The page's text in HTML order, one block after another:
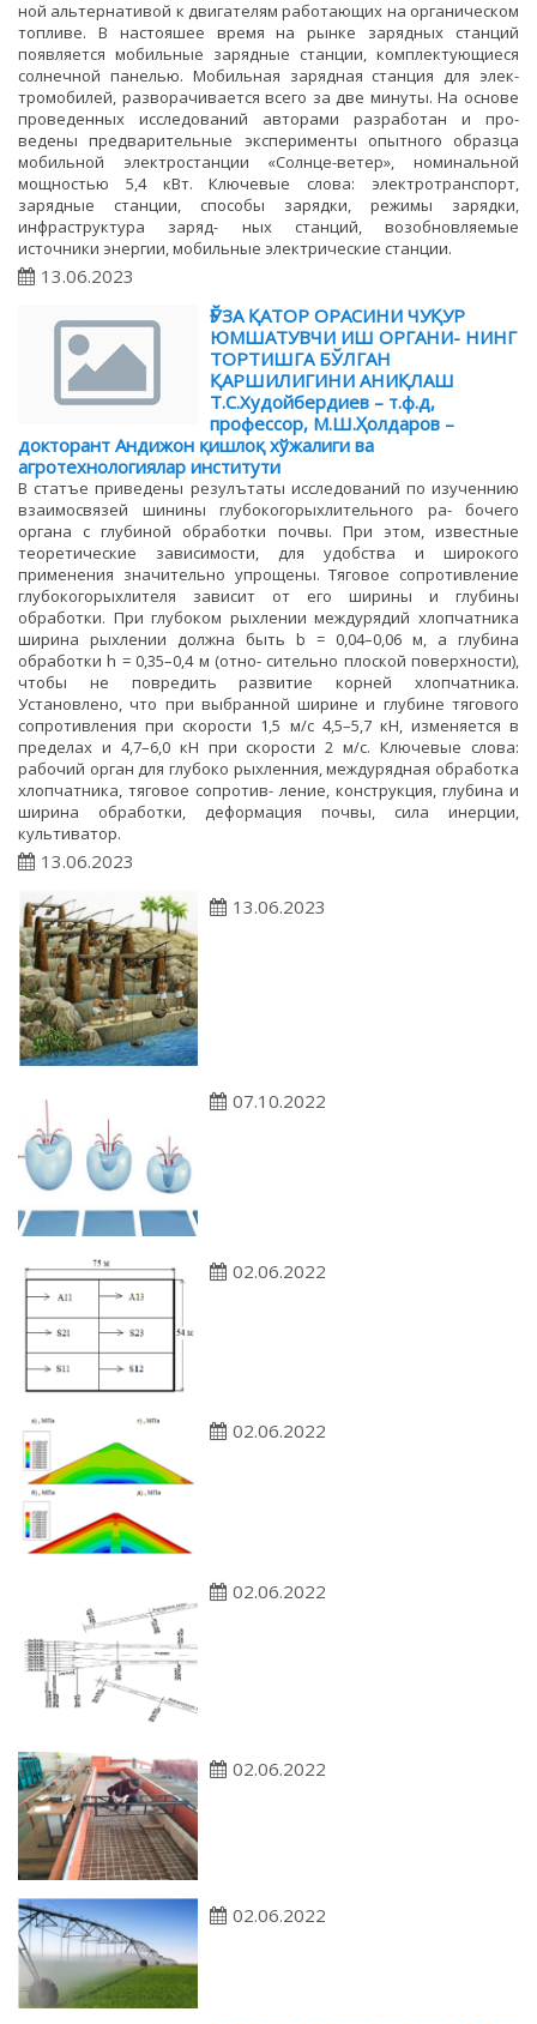
ной альтернативой к двигателям работающих на органическом
топливе. В настояшее время на рынке зарядных станций
появляется мобильные зарядные станции, комплектующиеся
солнечной панелью. Мобильная зарядная станция для элек-
тромобилей, разворачивается всего за две минуты. На основе
проведенных исследований авторами разработан и про-
ведены предварительные эксперименты опытного образца
мобильной электростанции «Солнце-ветер», номинальной
мощностью 5,4 кВт. Ключевые слова: электротранспорт,
зарядные станции, способы зарядки, режимы зарядки,
инфраструктура заряд- ных станций, возобновляемые
источники энергии, мобильные электрические станции.
13.06.2023
ҒЎЗА ҚАТОР ОРАСИНИ ЧУҚУР
ЮМШАТУВЧИ ИШ ОРГАНИ- НИНГ
ТОРТИШГА БЎЛГАН
ҚАРШИЛИГИНИ АНИҚЛАШ
Т.С.Худойбердиев – т.ф.д,
профессор, М.Ш.Ҳолдаров –
докторант Андижон қишлоқ хўжалиги ва
агротехнологиялар институти
В статъе приведены резулътаты исследований по изученнию
взаимосвязей шинины глубокогорыхлительного ра- бочего
органа с глубиной обработки почвы. При этом, известные
теоретические зависимости, для удобства и широкого
применения значительно упрощены. Тяговое сопротивление
глубокогорыхлителя зависит от его ширины и глубины
обработки. При глубоком рыхлении междурядий хлопчатника
ширина рыхлении должна быть b = 0,04–0,06 м, а глубина
обработки h = 0,35–0,4 м (отно- сительно плоской поверхности),
чтобы не повредить развитие корней хлопчатника.
Установлено, что при выбранной ширине и глубине тягового
сопротивления при скорости 1,5 м/с 4,5–5,7 кН, изменяется в
пределах и 4,7–6,0 кН при скорости 2 м/с. Ключевые слова:
рабочий орган для глубоко рыхленния, междурядная обработка
хлопчатника, тяговое сопротив- ление, конструкция, глубина и
ширина обработки, деформация почвы, сила инерции,
культиватор.
13.06.2023
13.06.2023
07.10.2022
02.06.2022
02.06.2022
02.06.2022
02.06.2022
02.06.2022